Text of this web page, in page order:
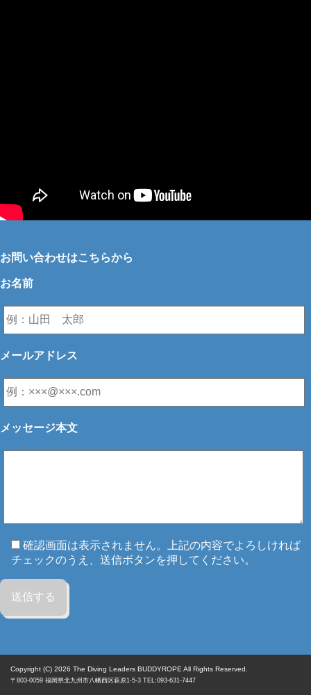
お問い合わせはこちらから
お名前
メールアドレス
メッセージ本文
確認画面は表示されません。上記の内容でよろしければ
チェックのうえ、送信ボタンを押してください。
Copyright (C) 2026 The Diving Leaders BUDDYROPE All Rights Reserved.
〒803-0059 福岡県北九州市八幡西区萩原1-5-3 TEL:093-631-7447